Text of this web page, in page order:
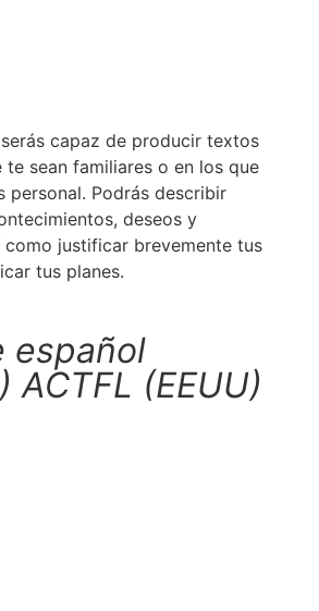
capaz de producir textos
te sean familiares o en los que
personal. Podrás describir
deseos y
como justificar brevemente tus
tus planes.
español
ACTFL (EEUU)